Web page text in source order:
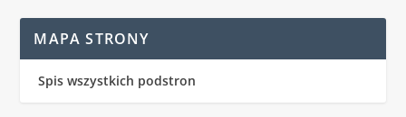
MAPA STRONY
Spis wszystkich podstron